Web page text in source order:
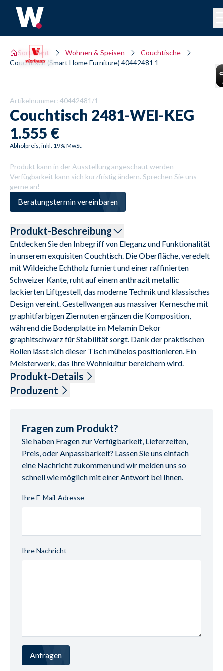
Sortiment Wohnen & Speisen
Couchtische
Couchtisch (Smart Home Furniture) 40442481 1
Artikelnummer: 40442481/1
Couchtisch 2481-WEI-KEG
1.555 €
Abholpreis, inkl. 19% MwSt.
Produkt kann in der Ausstellung angeschaut werden -
Verfügbarkeit kann sich kurzfristig ändern. Sprechen Sie uns
gerne an!
Beratungstermin vereinbaren
Produkt-Beschreibung
Entdecken Sie den Inbegriff von Eleganz und Funktionalität
in unserem exquisiten Couchtisch. Die Oberfläche, veredelt
mit Wildeiche Echtholz furniert und einer raffinierten
Schweizer Kante, ruht auf einem anthrazit metallic
lackierten Liftgestell, das moderne Technik und klassisches
Design vereint. Gestellwangen aus massiver Kernesche mit
graphitfarbigen Ziernuten ergänzen die Komposition,
während die Bodenplatte im Melamin Dekor
graphitschwarz für Stabilität sorgt. Dank der praktischen
Rollen lässt sich dieser Tisch mühelos positionieren. Ein
Meisterwerk, das Ihre Wohnkultur bereichern wird.
Produkt-Details
Oberfläche Wildeiche Echtholz furniert mit Schweizer
Bodenplatte Melamin Dekor graphitschwarz, auf Rollen,
LBH ca. 120-160/70/54-73 cm
Produzent
E-Mail-Adresse: kontakt@vierhaus.de
UID (Umsatzsteuer-Identifikationsnummer): DE
251050081
Fragen zum Produkt?
Sie haben Fragen zur Verfügbarkeit, Lieferzeiten,
Preis, oder Anpassbarkeit? Lassen Sie uns einfach
eine Nachricht zukommen und wir melden uns so
schnell wie möglich mit einer Antwort bei Ihnen.
Ihre E-Mail-Adresse
Ihre Nachricht
Anfragen